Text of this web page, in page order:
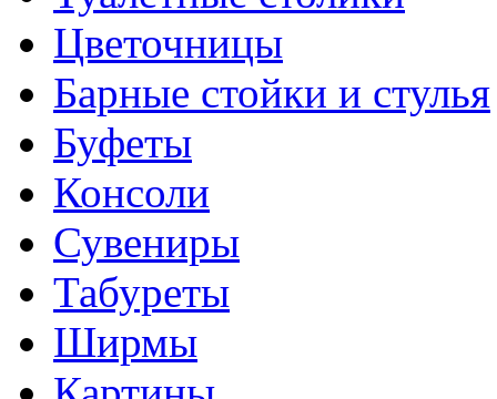
Цветочницы
Барные стойки и стулья
Буфеты
Консоли
Сувениры
Табуреты
Ширмы